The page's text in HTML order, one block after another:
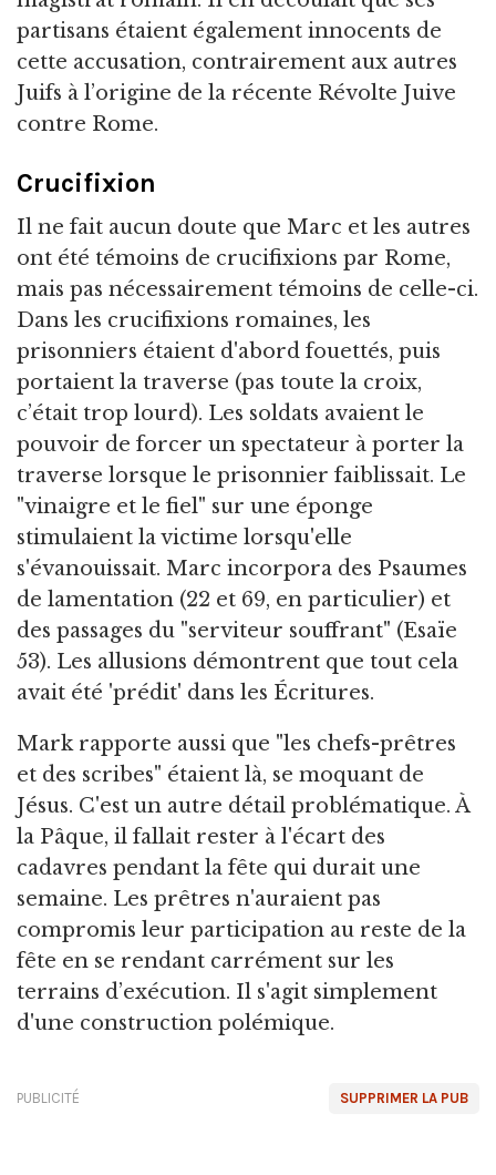
partisans étaient également innocents de
cette accusation, contrairement aux autres
Juifs à l’origine de la récente Révolte Juive
contre Rome.
Crucifixion
Il ne fait aucun doute que Marc et les autres
ont été témoins de crucifixions par Rome,
mais pas nécessairement témoins de celle-ci.
Dans les crucifixions romaines, les
prisonniers étaient d'abord fouettés, puis
portaient la traverse (pas toute la croix,
c’était trop lourd). Les soldats avaient le
pouvoir de forcer un spectateur à porter la
traverse lorsque le prisonnier faiblissait. Le
"vinaigre et le fiel" sur une éponge
stimulaient la victime lorsqu'elle
s'évanouissait. Marc incorpora des Psaumes
de lamentation (22 et 69, en particulier) et
des passages du "serviteur souffrant" (Esaïe
53). Les allusions démontrent que tout cela
avait été 'prédit' dans les Écritures.
Mark rapporte aussi que "les chefs-prêtres
et des scribes" étaient là, se moquant de
Jésus. C'est un autre détail problématique. À
la Pâque, il fallait rester à l'écart des
cadavres pendant la fête qui durait une
semaine. Les prêtres n'auraient pas
compromis leur participation au reste de la
fête en se rendant carrément sur les
terrains d’exécution. Il s'agit simplement
d'une construction polémique.
SUPPRIMER LA PUB
PUBLICITÉ